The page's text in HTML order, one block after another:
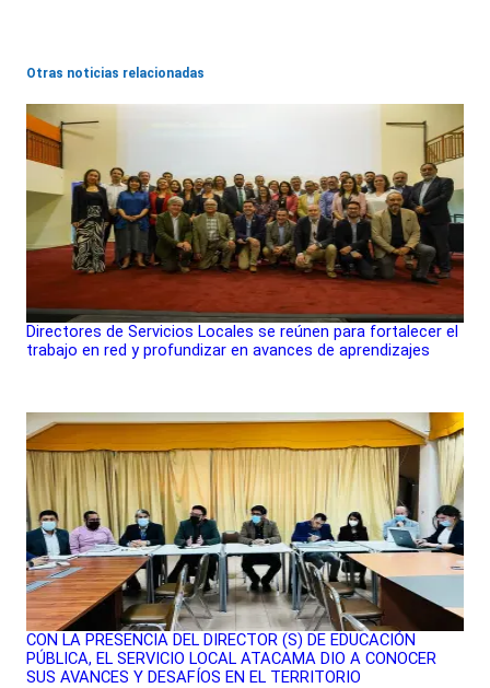
Otras noticias relacionadas
Directores de Servicios Locales se reúnen para fortalecer el
trabajo en red y profundizar en avances de aprendizajes
CON LA PRESENCIA DEL DIRECTOR (S) DE EDUCACIÓN
PÚBLICA, EL SERVICIO LOCAL ATACAMA DIO A CONOCER
SUS AVANCES Y DESAFÍOS EN EL TERRITORIO